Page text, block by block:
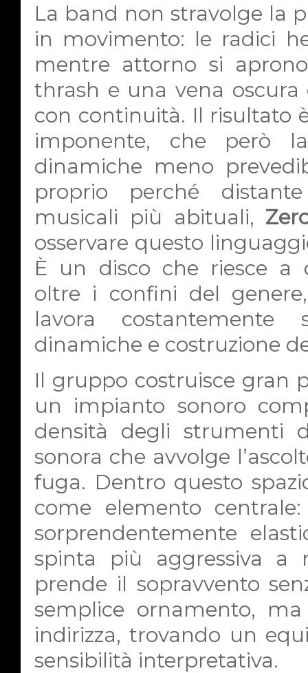
La band non stravolge la
in movimento: le radici
mentre attorno si
thrash e una vena
con continuità. Il risultato
imponente, che però
dinamiche meno
proprio perché
musicali più abituali,
osservare questo
È un disco che riesce a
oltre i confini del
lavora costantemente
dinamiche e costruzione
Il gruppo costruisce gran
un impianto sonoro
densità degli strumenti
sonora che avvolge
fuga. Dentro questo
come elemento
sorprendentemente
spinta più aggressiva
prende il sopravvento
semplice ornamento,
indirizza, trovando un
sensibilità interpretativa.